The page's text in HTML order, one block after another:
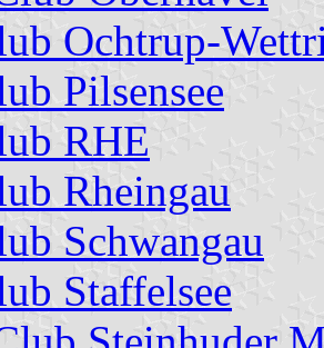
Ochtrup-
Pilsensee
RHE
Rheingau
Schwangau
Staffelsee